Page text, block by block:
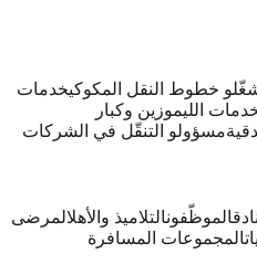
خطوط النقل المكوكيخدمات
الليموزين وكبار
مسؤولو التنقّل في الشركات
الموظّفونالتلاميذ والأهلالمرضى
المجموعات المسافرة